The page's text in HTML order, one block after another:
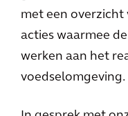
met een
acties waarmee
werken aan het
voedselomgeving.